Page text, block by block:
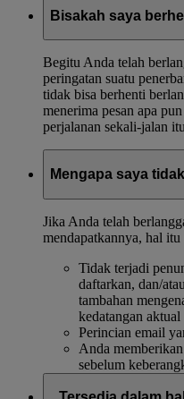
Bisakah saya
Begitu Anda telah
peringatan suatu
tidak bisa berhenti
menerima pesan apa
perjalanan sekali-jalan
Mengapa saya
Jika Anda telah
mendapatkannya, hal
Tidak terjadi
daftarkan, dan/
tambahan
kedatangan aktual
Perincian email
Anda
sebelum